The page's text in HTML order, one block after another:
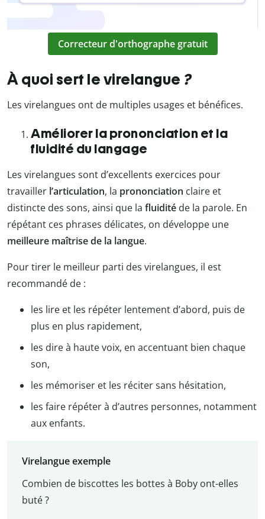
Correcteur d'orthographe gratuit
À quoi sert le virelangue ?
Les virelangues ont de multiples usages et bénéfices.
Améliorer la prononciation et la
fluidité du langage
Les virelangues sont d’excellents exercices pour
travailler l’articulation, la prononciation claire et
distincte des sons, ainsi que la fluidité de la parole. En
répétant ces phrases délicates, on développe une
meilleure maîtrise de la langue.
Pour tirer le meilleur parti des virelangues, il est
recommandé de :
les lire et les répéter lentement d’abord, puis de
plus en plus rapidement,
les dire à haute voix, en accentuant bien chaque
son,
les mémoriser et les réciter sans hésitation,
les faire répéter à d’autres personnes, notamment
aux enfants.
Virelangue exemple
Combien de biscottes les bottes à Boby ont-elles
buté ?